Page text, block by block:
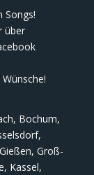
Songs!
über
Bochum,
Groß-
Kassel,